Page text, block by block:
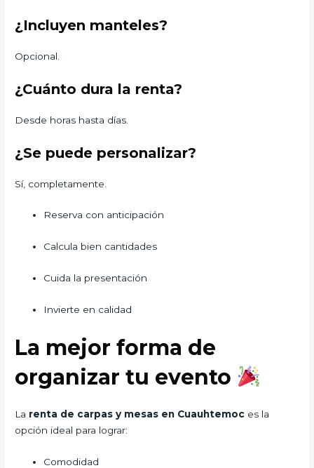
¿Incluyen manteles?
Opcional.
¿Cuánto dura la renta?
Desde horas hasta días.
¿Se puede personalizar?
Sí, completamente.
Reserva con anticipación
Calcula bien cantidades
Cuida la presentación
Invierte en calidad
La mejor forma de
organizar tu evento
La renta de carpas y mesas en Cuauhtemoc es la
opción ideal para lograr:
Comodidad